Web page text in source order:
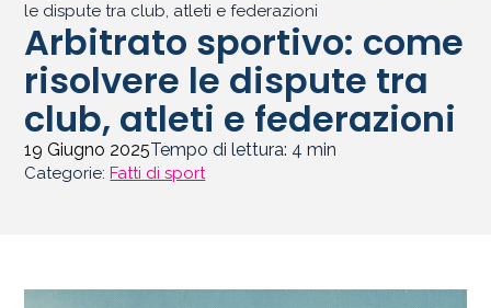
le dispute tra club, atleti e federazioni
Arbitrato sportivo: come
risolvere le dispute tra
club, atleti e federazioni
19 Giugno 2025Tempo di lettura: 4 min
Categorie:Fatti di sport